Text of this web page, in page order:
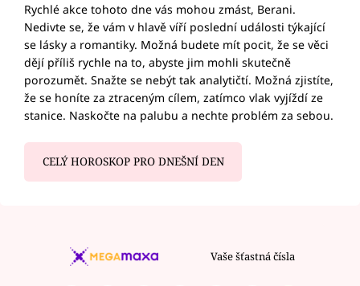
Rychlé akce tohoto dne vás mohou zmást, Berani.
Nedivte se, že vám v hlavě víří poslední události týkající
se lásky a romantiky. Možná budete mít pocit, že se věci
dějí příliš rychle na to, abyste jim mohli skutečně
porozumět. Snažte se nebýt tak analytičtí. Možná zjistíte,
že se honíte za ztraceným cílem, zatímco vlak vyjíždí ze
stanice. Naskočte na palubu a nechte problém za sebou.
CELÝ HOROSKOP PRO DNEŠNÍ DEN
Vaše šťastná čísla